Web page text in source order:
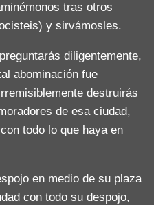
tras otros
y sirvámosles.
diligentemente,
abominación fue
destruirás
de esa ciudad,
todo lo que haya en
en medio de su plaza
con todo su despojo,